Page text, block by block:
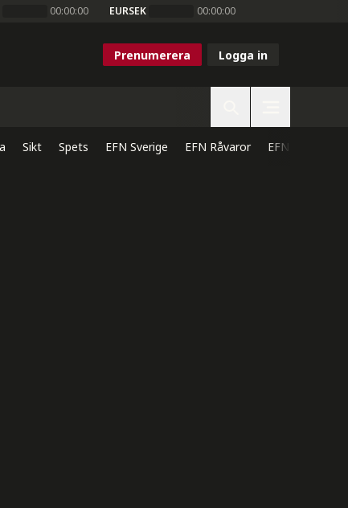
00:00:00 EURSEK 00:00:00
Prenumerera Logga in
Sikt Spets EFN Sverige EFN Råvaror EFN Direkt